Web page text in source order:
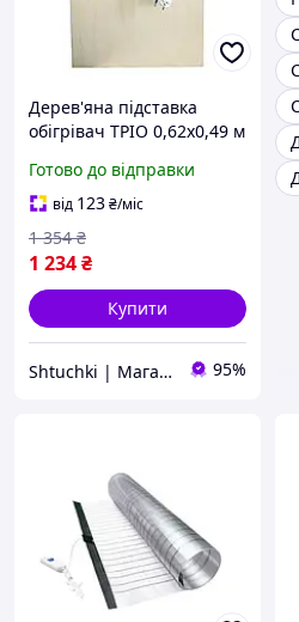
Дерев'яна підставка
обігрівач ТРІО 0,62х0,49 м
Готово до відправки
від 123₴/міс
1 234₴
1 354 ₴
Купити
Shtuchki | Магазин корисних штучок 95%